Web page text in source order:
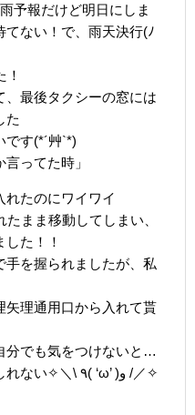
予報だけど明日にしま
ない！で、雨天決行(ﾉ
最後タクシーの窓には
た
です(*´艸`*)
ってた時」
れたのにワイワイ
た！！
手を握られましたが、私
矢理通用口から入れて貰
でも気をつけないと…
の意識が彼に芽生えた…かもしれない✧＼\ ٩( ‘ω’ )و /／✧